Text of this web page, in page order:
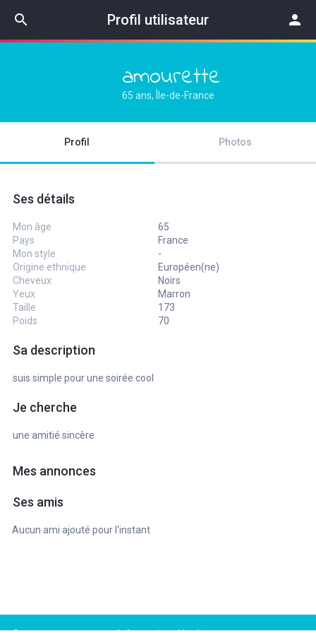
search Profil utilisateur person
amourette
65 ans, Île-de-France
Profil Photos
Ses détails
Mon âge
65
Pays
France
Mon style
-
Origine ethnique
Européen(ne)
Cheveux
Noirs
Yeux
Marron
Taille
173
Poids
70
Sa description
suis simple pour une soirée cool
Je cherche
une amitié sincère
Mes annonces
Ses amis
Aucun ami ajouté pour l'instant